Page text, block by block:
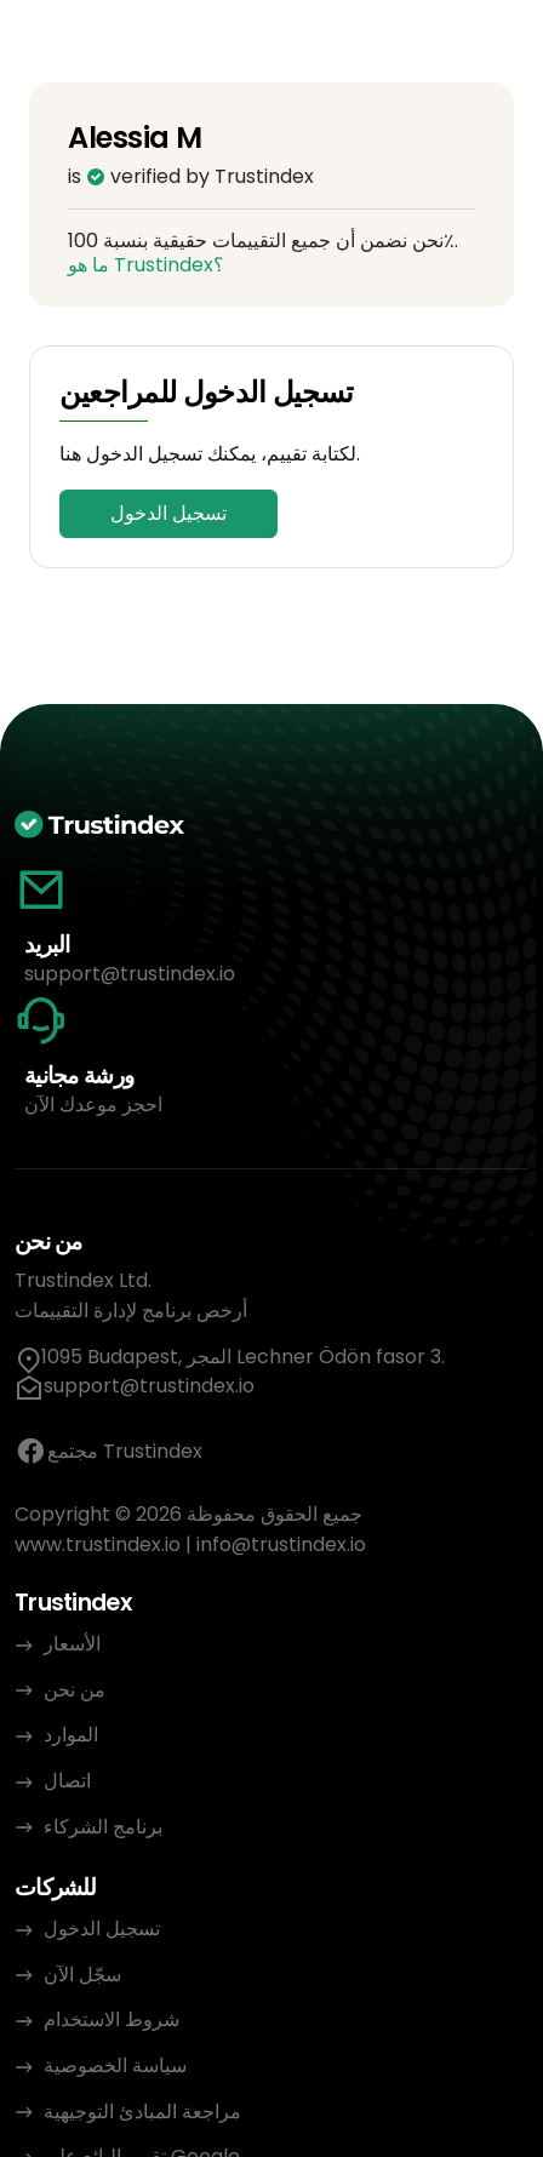
Alessia M
is verified by Trustindex
نحن نضمن أن جميع التقييمات حقيقية بنسبة 100٪.
ما هو Trustindex؟
تسجيل الدخول للمراجعين
لكتابة تقييم، يمكنك تسجيل الدخول هنا.
تسجيل الدخول
البريد
support@trustindex.io
ورشة مجانية
احجز موعدك الآن
من نحن
Trustindex Ltd.
أرخص برنامج لإدارة التقييمات
1095 Budapest, المجر Lechner Ödön fasor 3.
support@trustindex.io
مجتمع Trustindex
Copyright © 2026 جميع الحقوق محفوظة
www.trustindex.io | info@trustindex.io
Trustindex
الأسعار
من نحن
الموارد
اتصال
برنامج الشركاء
للشركات
تسجيل الدخول
سجّل الآن
شروط الاستخدام
سياسة الخصوصية
مراجعة المبادئ التوجيهية